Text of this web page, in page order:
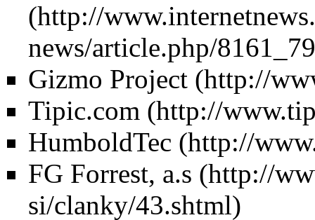
Gizmo Project
Tipic.com
HumboldTec
FG Forrest, a.s